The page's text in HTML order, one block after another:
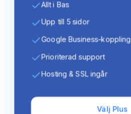
Allt i Bas
Upp till 5 sidor
Google Business-koppling
Prioriterad support
Hosting & SSL ingår
Välj Plus